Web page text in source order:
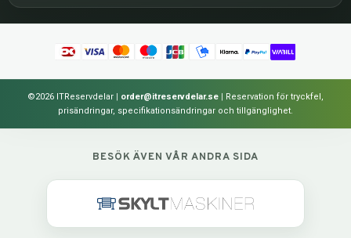
©2026 ITReservdelar | order@itreservdelar.se | Reservation för tryckfel,
prisändringar, specifikationsändringar och tillgänglighet.
BESÖK ÄVEN VÅR ANDRA SIDA